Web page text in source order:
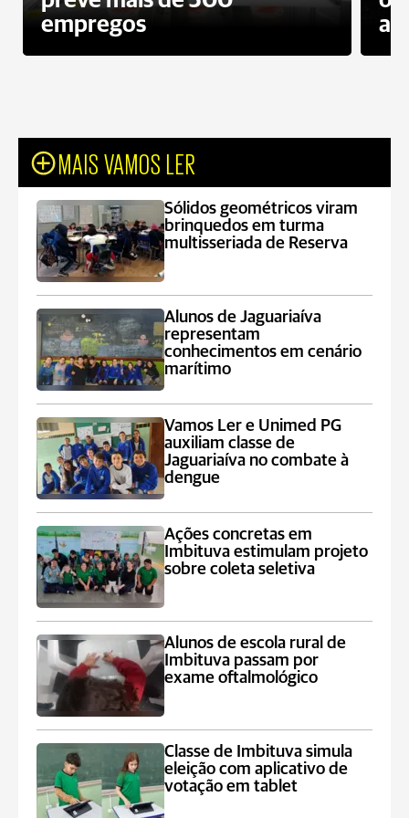
empregos
MAIS VAMOS LER
Sólidos geométricos viram
brinquedos em turma
multisseriada de Reserva
Alunos de Jaguariaíva
representam
conhecimentos em cenário
marítimo
Vamos Ler e Unimed PG
auxiliam classe de
Jaguariaíva no combate à
dengue
Ações concretas em
Imbituva estimulam projeto
sobre coleta seletiva
Alunos de escola rural de
Imbituva passam por
exame oftalmológico
Classe de Imbituva simula
eleição com aplicativo de
votação em tablet